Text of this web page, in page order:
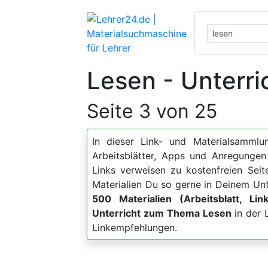
Lesen -
Seite 3 von 25
In dieser Link- und
Arbeitsblätter, Apps und
Links verweisen zu kostenfreien
Materialien Du so gerne in Deinem
500 Materialien (Arbeitsblatt,
Unterricht zum Thema Lesen in der
Linkempfehlungen.